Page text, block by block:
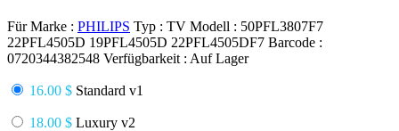
Für Marke : PHILIPS Typ : TV Modell : 50PFL3807F7
22PFL4505D 19PFL4505D 22PFL4505DF7 Barcode :
0720344382548 Verfügbarkeit : Auf Lager
16.00 $ Standard v1
18.00 $ Luxury v2